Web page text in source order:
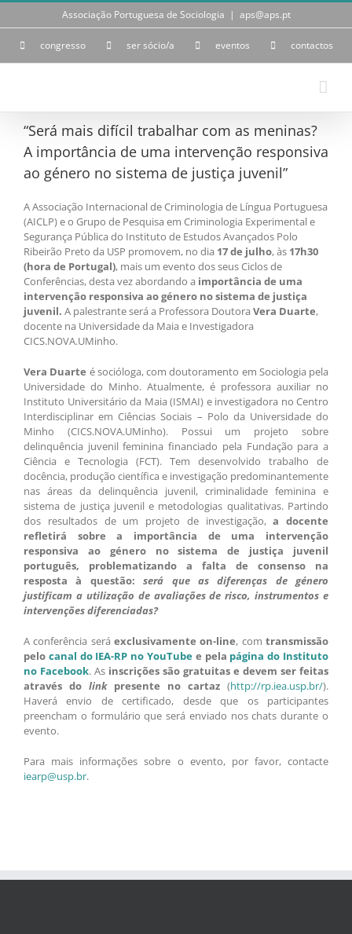
Skip
Associação Portuguesa de Sociologia | aps@aps.pt
congresso ser sócio/a eventos contactos
“Será mais difícil trabalhar com as meninas?
A importância de uma intervenção responsiva
ao género no sistema de justiça juvenil”
A Associação Internacional de Criminologia de Língua Portuguesa
(AICLP) e o Grupo de Pesquisa em Criminologia Experimental e
Segurança Pública do Instituto de Estudos Avançados Polo
Ribeirão Preto da USP promovem, no dia 17 de julho, às 17h30
(hora de Portugal), mais um evento dos seus Ciclos de
Conferências, desta vez abordando a importância de uma
intervenção responsiva ao género no sistema de justiça
juvenil. A palestrante será a Professora Doutora Vera Duarte,
docente na Universidade da Maia e Investigadora
CICS.NOVA.UMinho.
Vera Duarte é socióloga, com doutoramento em Sociologia pela
Universidade do Minho. Atualmente, é professora auxiliar no
Instituto Universitário da Maia (ISMAI) e investigadora no Centro
Interdisciplinar em Ciências Sociais – Polo da Universidade do
Minho (CICS.NOVA.UMinho). Possui um projeto sobre
delinquência juvenil feminina financiado pela Fundação para a
Ciência e Tecnologia (FCT). Tem desenvolvido trabalho de
docência, produção científica e investigação predominantemente
nas áreas da delinquência juvenil, criminalidade feminina e
sistema de justiça juvenil e metodologias qualitativas. Partindo
dos resultados de um projeto de investigação,a docente
refletirá sobre a importância de uma intervenção
responsiva ao género no sistema de justiça juvenil
português, problematizando a falta de consenso na
resposta à questão:
será que as diferenças de género
justificam a utilização de avaliações de risco, instrumentos e
intervenções diferenciadas?
A conferência será exclusivamente on-line, comtransmissão
pelo canal do IEA-RP no YouTube e pela página do Instituto
no Facebook. As inscrições são gratuitas e devem ser feitas
através do linkpresente no cartaz (http://rp.iea.usp.br/).
Haverá envio de certificado, desde que os participantes
preencham o formulário que será enviado nos chats durante o
evento.
Para mais informações sobre o evento, por favor, contacte
iearp@usp.br.